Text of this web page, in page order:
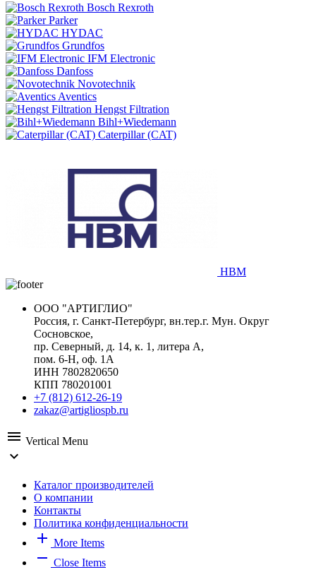
Bosch Rexroth
Parker
HYDAC
Grundfos
IFM Electronic
Danfoss
Novotechnik
Aventics
Hengst Filtration
Bihl+Wiedemann
Caterpillar (CAT)
HBM
ООО "АРТИГЛИО"
Россия, г. Санкт-Петербург, вн.тер.г. Мун. Округ
Сосновское,
пр. Северный, д. 14, к. 1, литера А,
пом. 6-Н, оф. 1А
ИНН 7802820650
КПП 780201001
+7 (812) 612-26-19
zakaz@artigliospb.ru
menu Vertical Menu
expand_more
Каталог производителей
О компании
Контакты
Политика конфиденциальности
add More Items
remove Close Items